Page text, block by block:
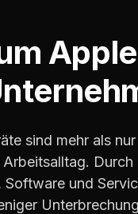
sind mehr als
Arbeitsalltag.
Software und